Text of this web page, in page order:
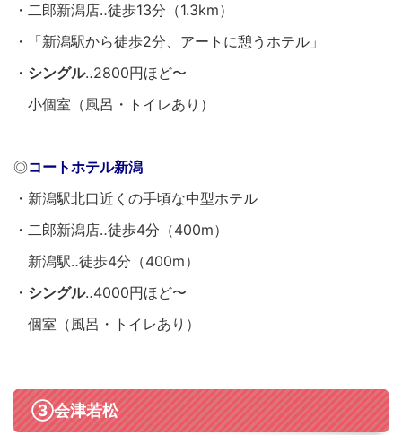
・二郎新潟店‥徒歩13分（1.3km）
・「新潟駅から徒歩2分、アートに憩うホテル」
・ シングル‥2800円ほど〜
小個室（風呂・トイレあり）
◎コートホテル新潟
・新潟駅北口近くの手頃な中型ホテル
・二郎新潟店‥徒歩4分（400m）
新潟駅‥徒歩4分（400m）
・ シングル‥4000円ほど〜
個室（風呂・トイレあり）
③会津若松